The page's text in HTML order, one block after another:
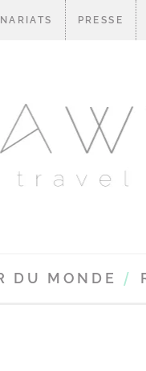
PRESSE
DU MONDE